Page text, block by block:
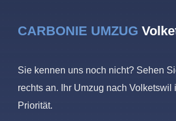
CARBONIE UMZUG
Sie kennen uns noch nicht? Sehen
rechts an. Ihr Umzug nach Volketswil
Priorität.